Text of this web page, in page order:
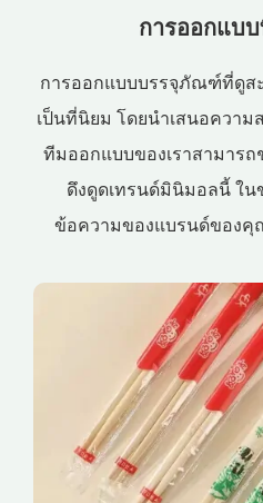
การออกแบ
การออกแบบบรรจุภัณฑ์ที่ดูส
เป็นที่นิยม โดยนำเสนอควา
ทีมออกแบบของเราสามาร
ดึงดูดเทรนด์มินิมอลนี้ ใ
ข้อความของแบรนด์ของคุ